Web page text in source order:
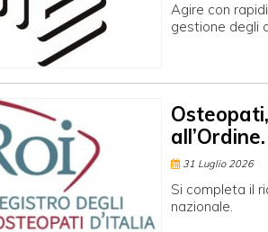
Agire con
gestione degli
all’Ordine.
31 Luglio 2026
Si completa il
nazionale.